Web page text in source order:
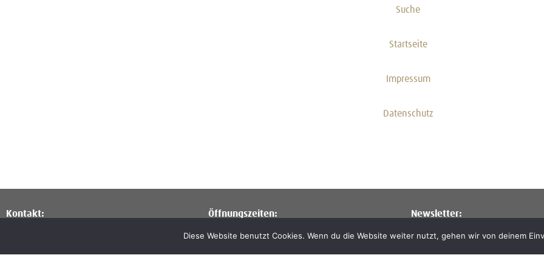
Suche
Startseite
Impressum
Datenschutz
Kontakt:
Telefon: 06657 8002
Öffnungszeiten:
Sommer: Di. – So. & Feiertage von 13 – 18 Uhr
Newsletter:
oder zur Artothek? Einfach eine
und den allgemeinen oder den
Diese Website benutzt Cookies. Wenn du die Website weiter nutzt, gehen wir von deinem